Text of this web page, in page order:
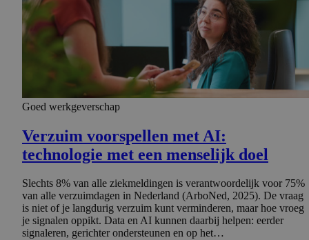
Goed werkgeverschap
Verzuim voorspellen met AI:
technologie met een menselijk doel
Slechts 8% van alle ziekmeldingen is verantwoordelijk voor 75%
van alle verzuimdagen in Nederland (ArboNed, 2025). De vraag
is niet of je langdurig verzuim kunt verminderen, maar hoe vroeg
je signalen oppikt. Data en AI kunnen daarbij helpen: eerder
signaleren, gerichter ondersteunen en op het…